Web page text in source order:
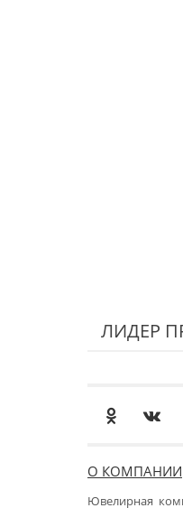
ЛИДЕР
О КОМПАНИИ
Ювелирная